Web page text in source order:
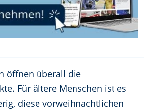
öffnen überall die
Für ältere Menschen ist es
diese vorweihnachtlichen